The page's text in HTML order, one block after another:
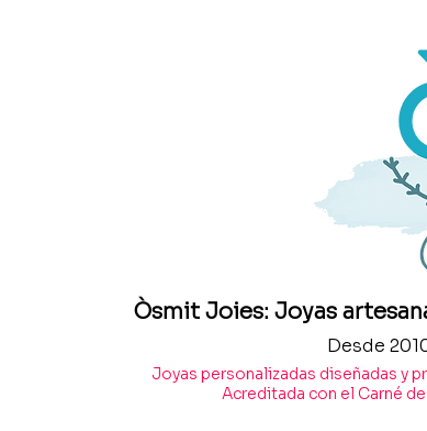
Òsmit Joies: Joyas
Desde
Joyas personalizadas diseñadas y
Acreditada con el Carné